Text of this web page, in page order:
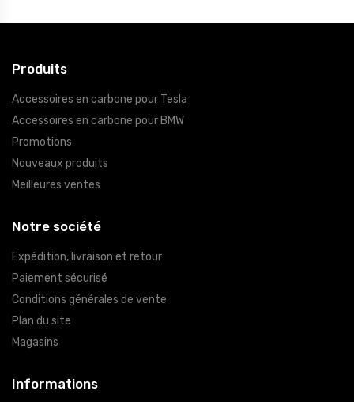
Produits
Accessoires en carbone pour Tesla
Accessoires en carbone pour BMW
Promotions
Nouveaux produits
Meilleures ventes
Notre société
Expédition, livraison et retour
Paiement sécurisé
Conditions générales de vente
Plan du site
Magasins
Informations